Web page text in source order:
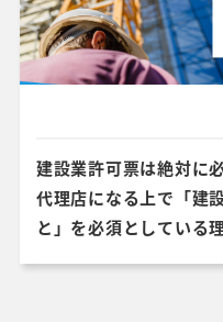
建設業許可票は絶対に
代理店になる上で「建
と」を必須としている